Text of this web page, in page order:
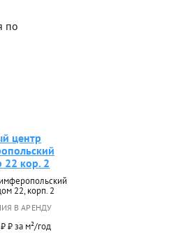
по
центр
22 кор. 2
22, корп. 2
В АРЕНДУ
₽ за м²/год